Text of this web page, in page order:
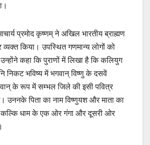
प्रमोद कृष्णम् ने अखिल भारतीय ब्राह्मण
व्यक्त किया। उपस्थित गणमान्य लोगों को
कहा कि पुराणों में लिखा है कि कलियुग
निकट भविष्य में भगवान् विष्णु के दसवें
के रूप में सम्भल जिले की इसी पवित्र
उननके पिता का नाम विष्णुयश और माता का
कल्कि धाम के एक ओर गंगा और दूसरी ओर